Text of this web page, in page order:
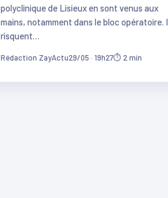
polyclinique de Lisieux en sont venus aux
mains, notamment dans le bloc opératoire.
risquent…
Rédaction ZayActu29/05 · 19h27⏱ 2 min